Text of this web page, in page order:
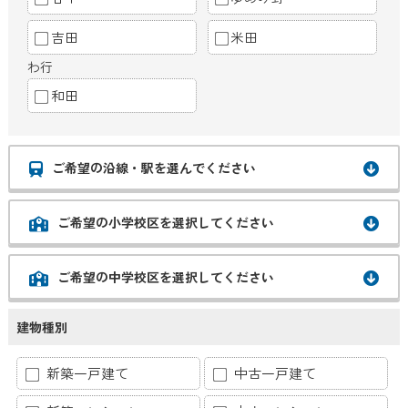
吉田 米田
わ行
和田
ご希望の沿線・駅を選んでください
ご希望の小学校区を選択してください
ご希望の中学校区を選択してください
建物種別
新築一戸建て
中古一戸建て